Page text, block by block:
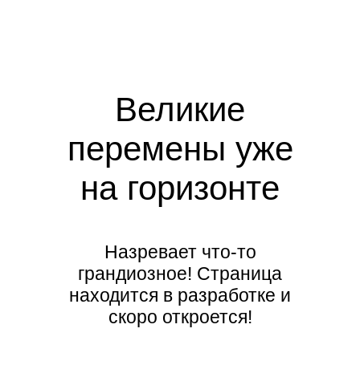
Великие
перемены уже
на горизонте
Назревает что-то
грандиозное! Страница
находится в разработке и
скоро откроется!